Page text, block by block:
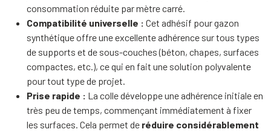
consommation réduite par mètre carré.
Compatibilité universelle : Cet adhésif pour gazon
synthétique offre une excellente adhérence sur tous types
de supports et de sous-couches (béton, chapes, surfaces
compactes, etc.), ce qui en fait une solution polyvalente
pour tout type de projet.
Prise rapide : La colle développe une adhérence initiale en
très peu de temps, commençant immédiatement à fixer
les surfaces. Cela permet de réduire considérablement